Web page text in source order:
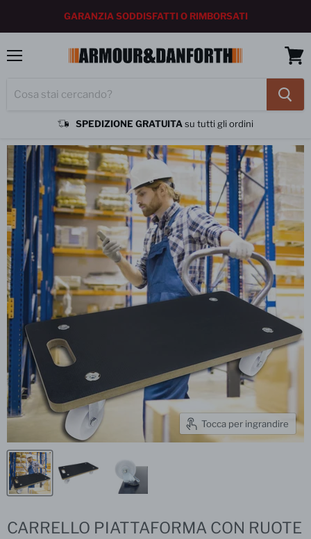
GARANZIA SODDISFATTI O RIMBORSATI
SPEDIZIONE GRATUITAsu tutti gli ordini
CARRELLO PIATTAFORMA CON RUOTE
Tocca per ingrandire
CARRELLO PIATTAFORMA CON RUOTE